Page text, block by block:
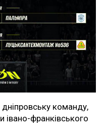
команду,
івано-франківського